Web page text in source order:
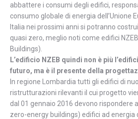
abbattere i consumi degli edifici,
consumo globale di energia dell’Unione
Italia nei prossimi anni si potranno
quasi zero, meglio noti come edifici
Buildings).
L’edificio NZEB quindi non è più
futuro, ma è il presente della
In regione Lombardia tutti gli edifici di
ristrutturazioni rilevanti il cui progetto
dal 01 gennaio 2016 devono rispondere
zero-energy buildings) edifici ad energia